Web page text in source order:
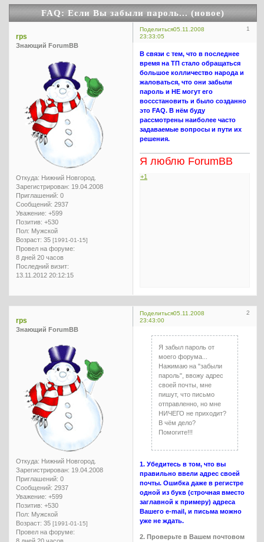
FAQ: Если Вы забыли пароль... (новое)
Поделиться 1
05.11.2008
23:33:05
rps
Знающий ForumBB
Откуда: Нижний Новгород.
Зарегистрирован: 19.04.2008
Приглашений: 0
Сообщений: 2937
Уважение: +599
Позитив: +530
Пол: Мужской
Возраст: 35 [1991-01-15]
Провел на форуме:
8 дней 20 часов
Последний визит:
13.11.2012 20:12:15
В связи с тем, что в последнее
время на ТП стало обращаться
большое колличество народа и
жаловаться, что они забыли
пароль и НЕ могут его
воссстановить и было созданно
это FAQ. В нём буду
рассмотрены наиболее часто
задаваемые вопросы и пути их
решения.
Я люблю ForumBB
+1
Поделиться 2
05.11.2008
23:43:00
rps
Знающий ForumBB
Откуда: Нижний Новгород.
Зарегистрирован: 19.04.2008
Приглашений: 0
Сообщений: 2937
Уважение: +599
Позитив: +530
Пол: Мужской
Возраст: 35 [1991-01-15]
Провел на форуме:
Я забыл пароль от
моего форума...
Нажимаю на "забыли
пароль", ввожу адрес
своей почты, мне
пишут, что письмо
отправленно, но мне
НИЧЕГО не приходит?
В чём дело?
Помогите!!!
1. Убедитесь в том, что вы
правильно ввели адрес своей
почты. Ошибка даже в регистре
одной из букв (строчная вместо
заглавной к примеру) адреса
Вашего e-mail, и письма можно
уже не ждать.
2. Проверьте в Вашем почтовом